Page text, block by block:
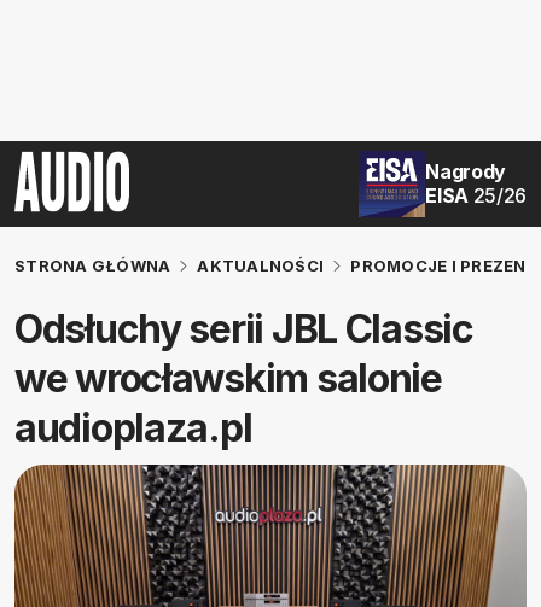
Nagrody
EISA 25/26
STRONA GŁÓWNA AKTUALNOŚCI PROMOCJE I
Odsłuchy serii JBL Classic
we wrocławskim salonie
audioplaza.pl